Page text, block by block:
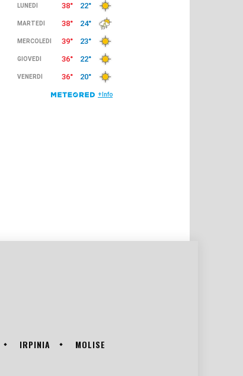
IRPINIA MOLISE